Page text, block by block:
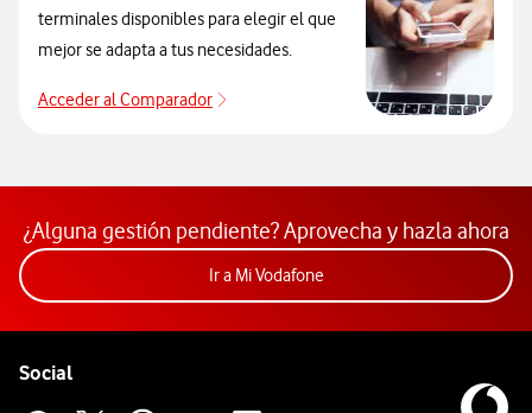
terminales disponibles para elegir el que
mejor se adapta a tus necesidades.
Acceder al Comparador
Para elegir un modelo de móvil antes
¿Alguna gestión pendiente? Aprovecha y hazla ahora
Ir a Mi VodafoneAcceder a la app Mi
Social